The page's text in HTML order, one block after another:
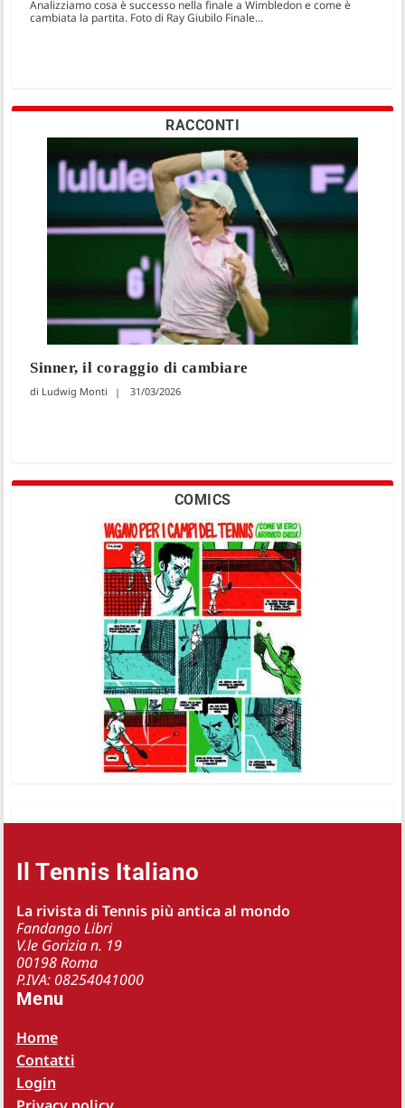
Analizziamo cosa è successo nella finale a Wimbledon e come è
cambiata la partita. Foto di Ray Giubilo Finale...
RACCONTI
Sinner, il coraggio di cambiare
Ludwig Monti 31/03/2026
COMICS
Il Tennis Italiano
La rivista di Tennis più antica al mondo
Fandango Libri
V.le Gorizia n. 19
00198 Roma
P.IVA: 08254041000
Menu
Home
Contatti
Login